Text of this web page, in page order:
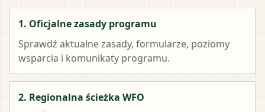
1. Oficjalne zasady programu
Sprawdź aktualne zasady, formularze, poziomy
wsparcia i komunikaty programu.
2. Regionalna ścieżka WFO